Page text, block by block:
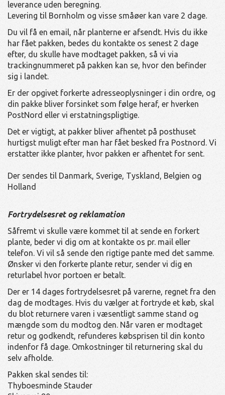
leverance uden beregning.
Levering til Bornholm og visse småøer kan vare 2 dage.
Du vil få en email, når planterne er afsendt. Hvis du ikke
har fået pakken, bedes du kontakte os senest 2 dage
efter, du skulle have modtaget pakken, så vi via
trackingnummeret på pakken kan se, hvor den befinder
sig i landet.
Er der opgivet forkerte adresseoplysninger i din ordre, og
din pakke bliver forsinket som følge heraf, er hverken
PostNord eller vi erstatningspligtige.
Det er vigtigt, at pakker bliver afhentet på posthuset
hurtigst muligt efter man har fået besked fra Postnord. Vi
erstatter ikke planter, hvor pakken er afhentet for sent.
Der sendes til Danmark, Sverige, Tyskland, Belgien og
Holland
Fortrydelsesret og reklamation
Såfremt vi skulle være kommet til at sende en forkert
plante, beder vi dig om at kontakte os pr. mail eller
telefon. Vi vil så sende den rigtige pante med det samme.
Ønsker vi den forkerte plante retur, sender vi dig en
returlabel hvor portoen er betalt.
Der er 14 dages fortrydelsesret på varerne, regnet fra den
dag de modtages. Hvis du vælger at fortryde et køb, skal
du blot returnere varen i væsentligt samme stand og
mængde som du modtog den. Når varen er modtaget
retur og godkendt, refunderes købsprisen til din konto
indenfor få dage. Omkostninger til returnering skal du
selv afholde.
Pakken skal sendes til:
Thyboesminde Stauder